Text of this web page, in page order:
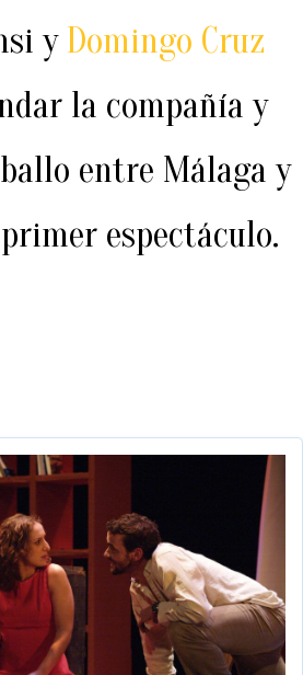
y Domingo Cruz
la compañía y
entre Málaga y
espectáculo.